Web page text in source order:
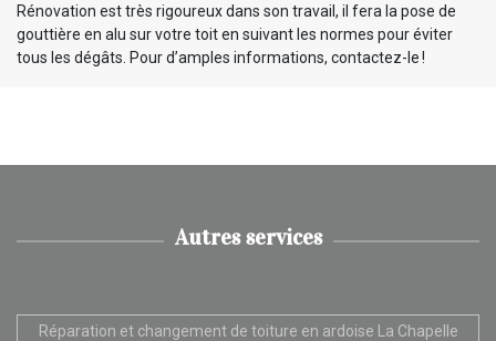
Rénovation est très rigoureux dans son travail, il fera la pose de
gouttière en alu sur votre toit en suivant les normes pour éviter
tous les dégâts. Pour d’amples informations, contactez-le !
Autres services
Réparation et changement de toiture en ardoise La Chapelle